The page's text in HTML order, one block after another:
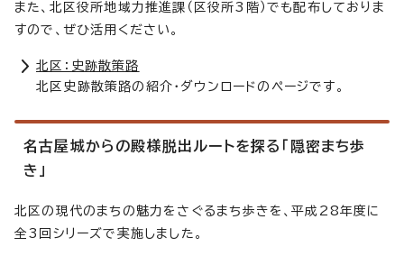
また、北区役所地域力推進課（区役所3階）でも配布しておりま
すので、ぜひ活用ください。
北区：史跡散策路
北区史跡散策路の紹介・ダウンロードのページです。
名古屋城からの殿様脱出ルートを探る「隠密まち歩
き」
北区の現代のまちの魅力をさぐるまち歩きを、平成28年度に
全3回シリーズで実施しました。